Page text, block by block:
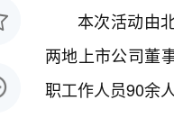
本次活动由
两地上市公司董
职工作人员90余